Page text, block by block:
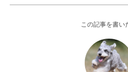
この記事を書い